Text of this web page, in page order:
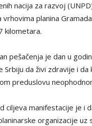
nacija za razvoj
vrhovima planina
kilometara.
pešačenja je dan u
Srbiju da živi zdravije i
preduslovu
ciljeva manifestacije je i
organizacije uz